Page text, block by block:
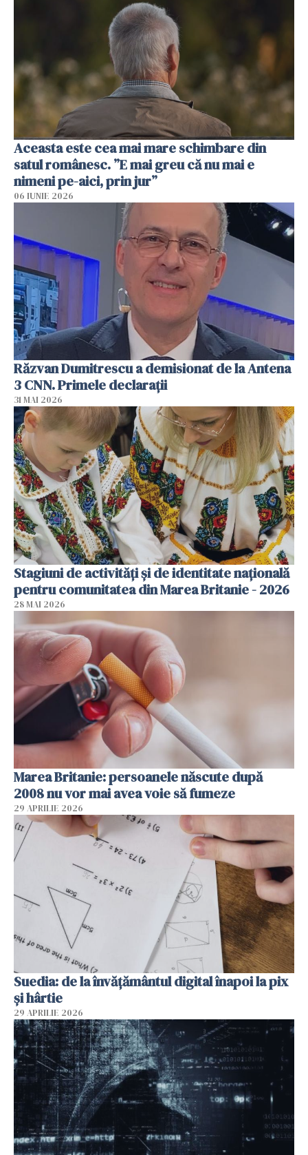
Aceasta este cea mai mare schimbare din
satul românesc. ”E mai greu că nu mai e
nimeni pe-aici, prin jur”
06 IUNIE 2026
Răzvan Dumitrescu a demisionat de la Antena
3 CNN. Primele declarații
31 MAI 2026
Stagiuni de activități și de identitate națională
pentru comunitatea din Marea Britanie - 2026
28 MAI 2026
Marea Britanie: persoanele născute după
2008 nu vor mai avea voie să fumeze
29 APRILIE 2026
Suedia: de la învățământul digital înapoi la pix
și hârtie
29 APRILIE 2026